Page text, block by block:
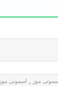
موز , اسموتی موز